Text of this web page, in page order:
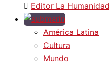
Editor La Humanidad
América Latina
Cultura
Mundo